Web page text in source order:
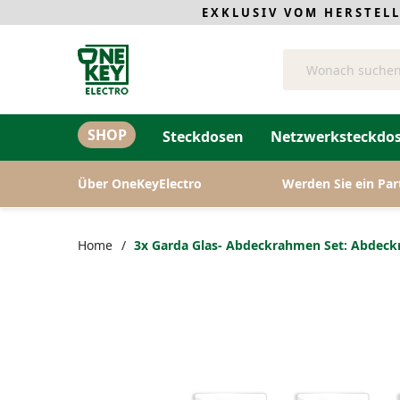
EXKLUSIV VOM
SHOP Steckdosen
Über OneKeyElectro Werden Sie ein
Home 3х Garda Glas- Abdeckrahmen Set: